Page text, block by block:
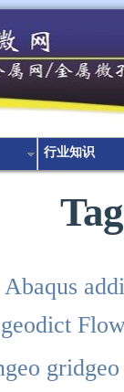
行业知识
Abaqus
gridgeo